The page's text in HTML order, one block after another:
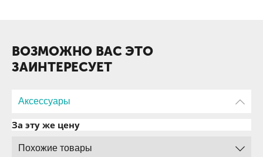
ВОЗМОЖНО ВАС ЭТО
ЗАИНТЕРЕСУЕТ
Аксессуары
За эту же цену
Похожие товары